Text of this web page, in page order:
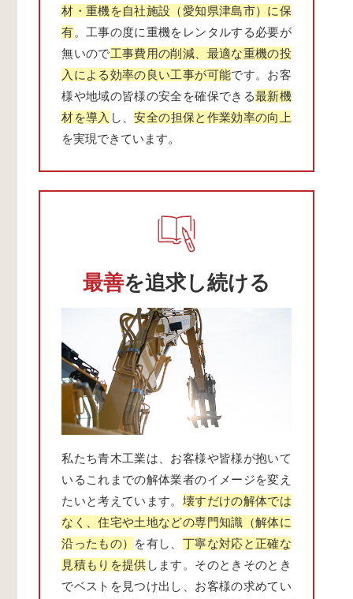
材・重機を自社施設（愛知県津島市）に保
有。工事の度に重機をレンタルする必要が
無いので工事費用の削減、最適な重機の投
入による効率の良い工事が可能です。お客
様や地域の皆様の安全を確保できる最新機
材を導入 し、安全の担保と作業効率の向上
を実現できています。
最善を追求し続ける
私たち青木工業は、お客様や皆様が抱いて
いるこれまでの解体業者のイメージを変え
たいと考えています。 壊すだけの解体では
なく、住宅や土地などの専門知識（解体に
沿ったもの） を有し、 丁寧な対応と正確な
見積もりを提供 します。そのときそのとき
でベストを見つけ出し、お客様の求めてい